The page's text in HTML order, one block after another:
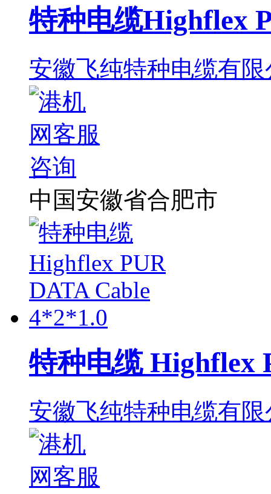
特种电缆Highflex
安徽飞纯特种电缆有限
中国安徽省合肥市
特种电缆 Highflex
安徽飞纯特种电缆有限